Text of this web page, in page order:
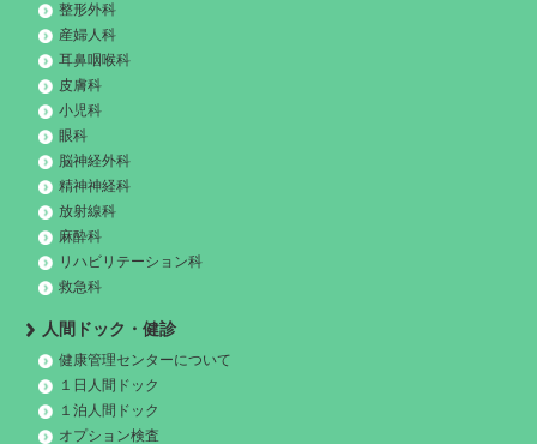
整形外科
産婦人科
耳鼻咽喉科
皮膚科
小児科
眼科
脳神経外科
精神神経科
放射線科
麻酔科
リハビリテーション科
救急科
人間ドック・健診
健康管理センターについて
１日人間ドック
１泊人間ドック
オプション検査